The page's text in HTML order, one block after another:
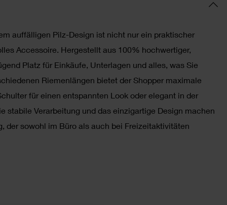
auffälligen Pilz-Design ist nicht nur ein praktischer
Accessoire. Hergestellt aus 100% hochwertiger,
Platz für Einkäufe, Unterlagen und alles, was Sie
Riemenlängen bietet der Shopper maximale
für einen entspannten Look oder elegant in der
stabile Verarbeitung und das einzigartige Design machen
der sowohl im Büro als auch bei Freizeitaktivitäten